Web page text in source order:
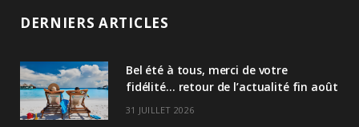
e
DERNIERS ARTICLES
Bel été à tous, merci de votre
fidélité… retour de l’actualité fin août
31 JUILLET 2026